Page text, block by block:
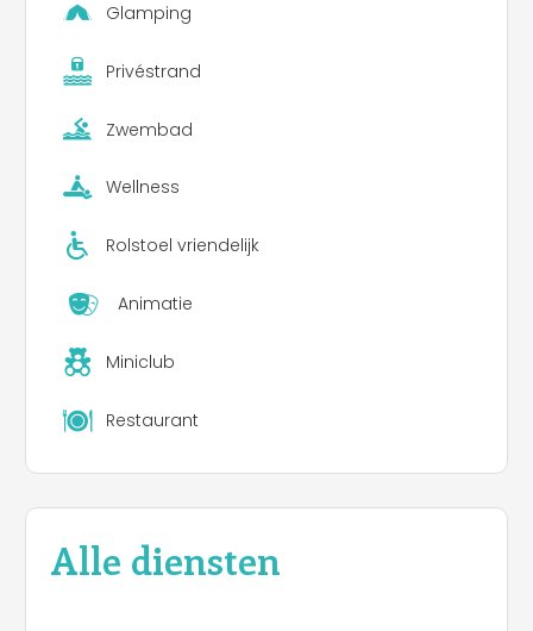
chiringuito, parasols, ligbedden, waterfietsen,
kano's en een beachvolleybalveld -
Wasmachines - Privébadkamers, openbare
een handicap - Diensten voor
Glamping
Privéstrand
Zwembad
Wellness
Rolstoel vriendelijk
Animatie
Miniclub
Restaurant
Alle diensten